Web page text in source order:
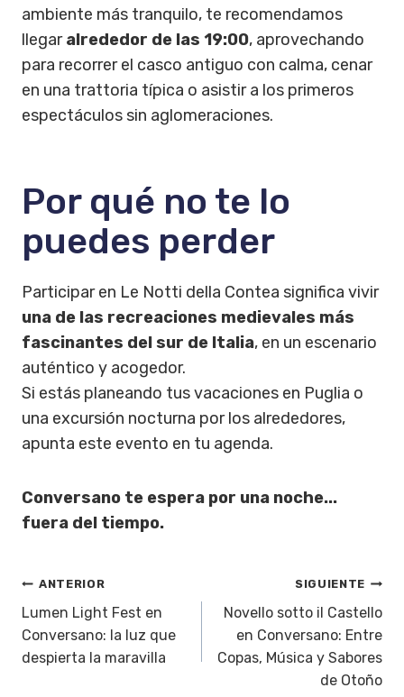
ambiente más tranquilo, te recomendamos
llegaralrededor de las 19:00, aprovechando
para recorrer el casco antiguo con calma, cenar
en una trattoria típica o asistir a los primeros
espectáculos sin aglomeraciones.
Por qué no te lo
puedes perder
Participar en Le Notti della Contea significa vivir
una de las recreaciones medievales más
fascinantes del sur de Italia, en un escenario
auténtico y acogedor.
Si estás planeando tus vacaciones en Puglia o
una excursión nocturna por los alrededores,
apunta este evento en tu agenda.
Conversano te espera por una noche...
fuera del tiempo.
Navegación
de
entradas
ANTERIOR
Lumen Light Fest en
Conversano: la luz que
despierta la maravilla
SIGUIENTE
Novello sotto il Castello
en Conversano: Entre
Copas, Música y Sabores
de Otoño